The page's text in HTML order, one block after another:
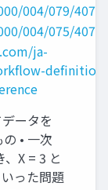
004/079/
004/075/
ja-
definition-
ータを
• 一次
X = 3 と
った問題